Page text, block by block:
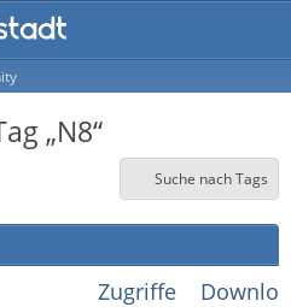
„N8“
Suche nach Tags
Zugriffe